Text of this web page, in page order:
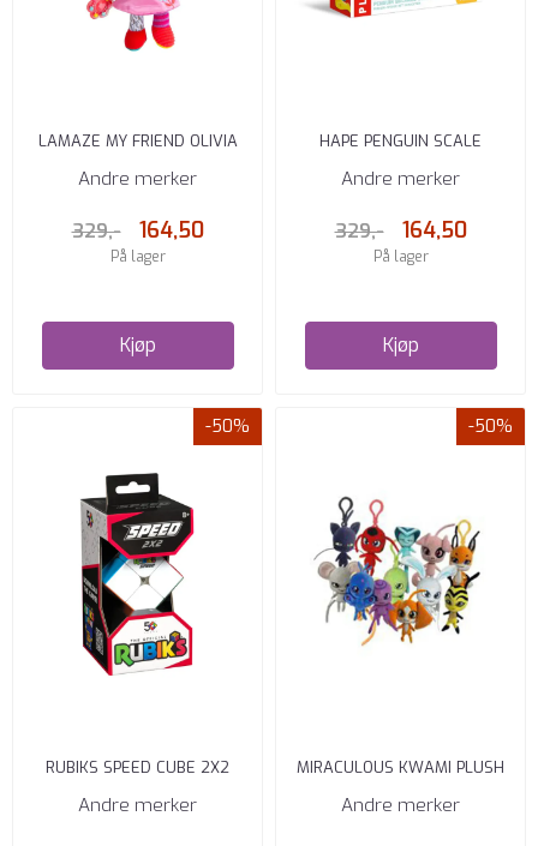
LAMAZE MY FRIEND OLIVIA
Andre merker
329,- 164,50
På lager
Kjøp
HAPE PENGUIN SCALE
Andre merker
329,- 164,50
På lager
Kjøp
-50%
RUBIKS SPEED CUBE 2X2
Andre merker
-50%
MIRACULOUS KWAMI PLUSH
12 CM CDU 12 ASST.
Andre merker